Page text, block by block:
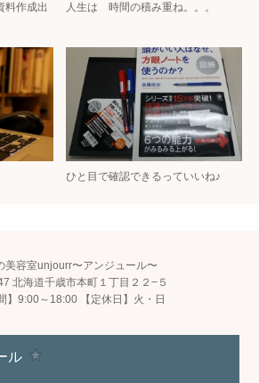
作成出
人生は 時間の積み重ね。。。
ひと目で確認できるっていいね♪
美容室unjourr〜アンジュール〜
北海道千歳市本町１丁目２２−５
】9:00～18:00 【定休日】火・日